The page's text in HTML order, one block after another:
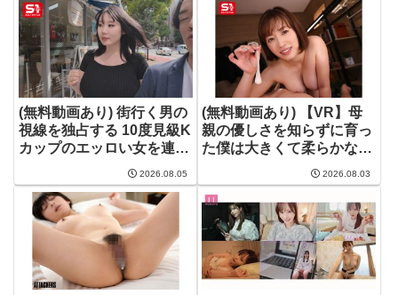
mida00728
(無料動画あり) 街行く男の
視線を独占する 10度見級K
カップのエッロい女を連れ
て デカ乳露出街ぶらりし
た後ホテルに入って即ハメ
SEXしたくない？ みなみ
羽琉 | みなみ羽琉（みなと
羽琉） | sone00978
2026.08.05
(無料動画あり) 【VR】母
親の優しさを知らずに育っ
た僕は大きくて柔らかな義
母おっぱいに母性を求め親
子の一線を越えた近親相姦
セックス 奥田咲 | 奥田咲 |
sivr00491
2026.08.03